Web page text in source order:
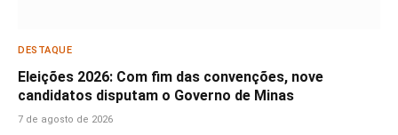
DESTAQUE
Eleições 2026: Com fim das convenções, nove
candidatos disputam o Governo de Minas
7 de agosto de 2026